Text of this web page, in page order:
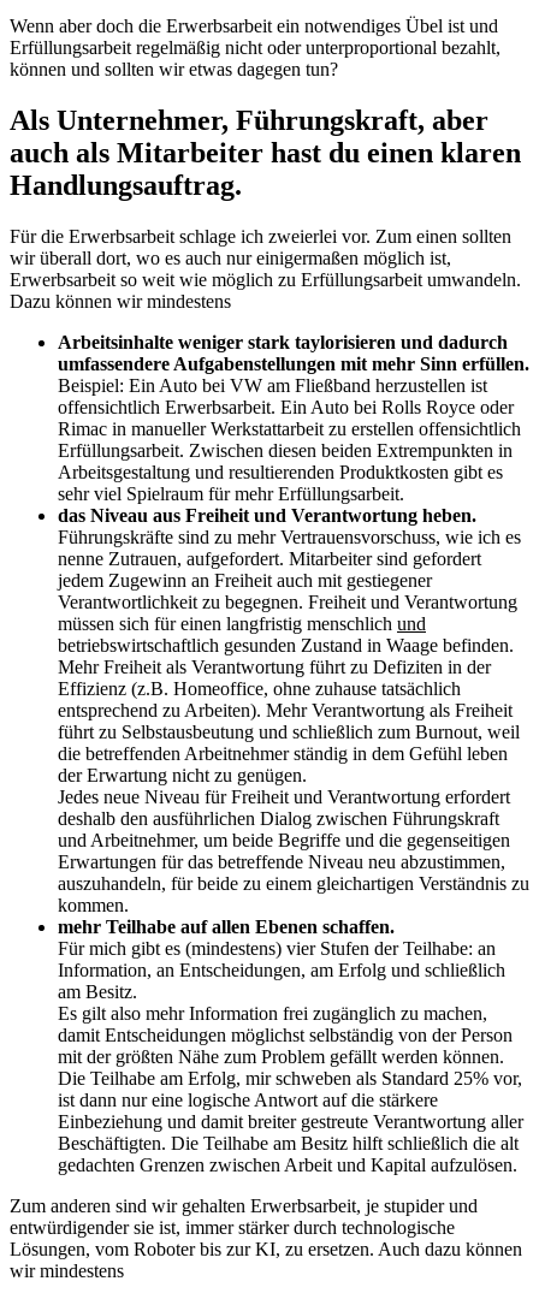
Wenn aber doch die Erwerbsarbeit ein notwendiges Übel ist und
Erfüllungsarbeit regelmäßig nicht oder unterproportional bezahlt,
können und sollten wir etwas dagegen tun?
Als Unternehmer, Führungskraft, aber
auch als Mitarbeiter hast du einen klaren
Handlungsauftrag.
Für die Erwerbsarbeit schlage ich zweierlei vor. Zum einen sollten
wir überall dort, wo es auch nur einigermaßen möglich ist,
Erwerbsarbeit so weit wie möglich zu Erfüllungsarbeit umwandeln.
Dazu können wir mindestens
Arbeitsinhalte weniger stark taylorisieren und dadurch
umfassendere Aufgabenstellungen mit mehr Sinn erfüllen.
Beispiel: Ein Auto bei VW am Fließband herzustellen ist
offensichtlich Erwerbsarbeit. Ein Auto bei Rolls Royce oder
Rimac in manueller Werkstattarbeit zu erstellen offensichtlich
Erfüllungsarbeit. Zwischen diesen beiden Extrempunkten in
Arbeitsgestaltung und resultierenden Produktkosten gibt es
sehr viel Spielraum für mehr Erfüllungsarbeit.
das Niveau aus Freiheit und Verantwortung heben.
Führungskräfte sind zu mehr Vertrauensvorschuss, wie ich es
nenne Zutrauen, aufgefordert. Mitarbeiter sind gefordert
jedem Zugewinn an Freiheit auch mit gestiegener
Verantwortlichkeit zu begegnen. Freiheit und Verantwortung
müssen sich für einen langfristig menschlich und
betriebswirtschaftlich gesunden Zustand in Waage befinden.
Mehr Freiheit als Verantwortung führt zu Defiziten in der
Effizienz (z.B. Homeoffice, ohne zuhause tatsächlich
entsprechend zu Arbeiten). Mehr Verantwortung als Freiheit
führt zu Selbstausbeutung und schließlich zum Burnout, weil
die betreffenden Arbeitnehmer ständig in dem Gefühl leben
der Erwartung nicht zu genügen.
Jedes neue Niveau für Freiheit und Verantwortung erfordert
deshalb den ausführlichen Dialog zwischen Führungskraft
und Arbeitnehmer, um beide Begriffe und die gegenseitigen
Erwartungen für das betreffende Niveau neu abzustimmen,
auszuhandeln, für beide zu einem gleichartigen Verständnis zu
kommen.
mehr Teilhabe auf allen Ebenen schaffen.
Für mich gibt es (mindestens) vier Stufen der Teilhabe: an
Information, an Entscheidungen, am Erfolg und schließlich
am Besitz.
Es gilt also mehr Information frei zugänglich zu machen,
damit Entscheidungen möglichst selbständig von der Person
mit der größten Nähe zum Problem gefällt werden können.
Die Teilhabe am Erfolg, mir schweben als Standard 25% vor,
ist dann nur eine logische Antwort auf die stärkere
Einbeziehung und damit breiter gestreute Verantwortung aller
Beschäftigten. Die Teilhabe am Besitz hilft schließlich die alt
gedachten Grenzen zwischen Arbeit und Kapital aufzulösen.
Zum anderen sind wir gehalten Erwerbsarbeit, je stupider und
entwürdigender sie ist, immer stärker durch technologische
Lösungen, vom Roboter bis zur KI, zu ersetzen. Auch dazu können
wir mindestens